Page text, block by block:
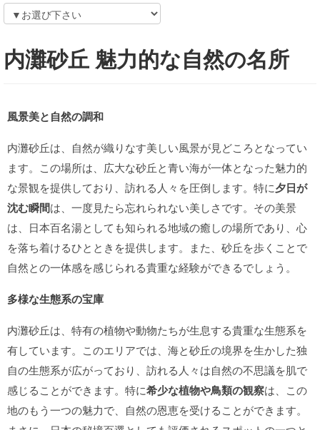
内灘砂丘 魅力的な自然の名所
風景美と自然の調和
内灘砂丘は、自然が織りなす美しい風景が見どころとなってい
ます。この場所は、広大な砂丘と青い海が一体となった魅力的
な景観を提供しており、訪れる人々を圧倒します。特に夕日が
沈む瞬間は、一度見たら忘れられない美しさです。その美景
は、日本百名湯としても知られる地域の癒しの場所であり、心
を落ち着けるひとときを提供します。また、砂丘を歩くことで
自然との一体感を感じられる貴重な経験ができるでしょう。
多様な生態系の宝庫
内灘砂丘は、特有の植物や動物たちが生息する貴重な生態系を
有しています。このエリアでは、海と砂丘の境界を生かした独
自の生態系が広がっており、訪れる人々は自然の不思議を肌で
感じることができます。特に希少な植物や鳥類の観察は、この
地のもう一つの魅力で、自然の恩恵を受けることができます。